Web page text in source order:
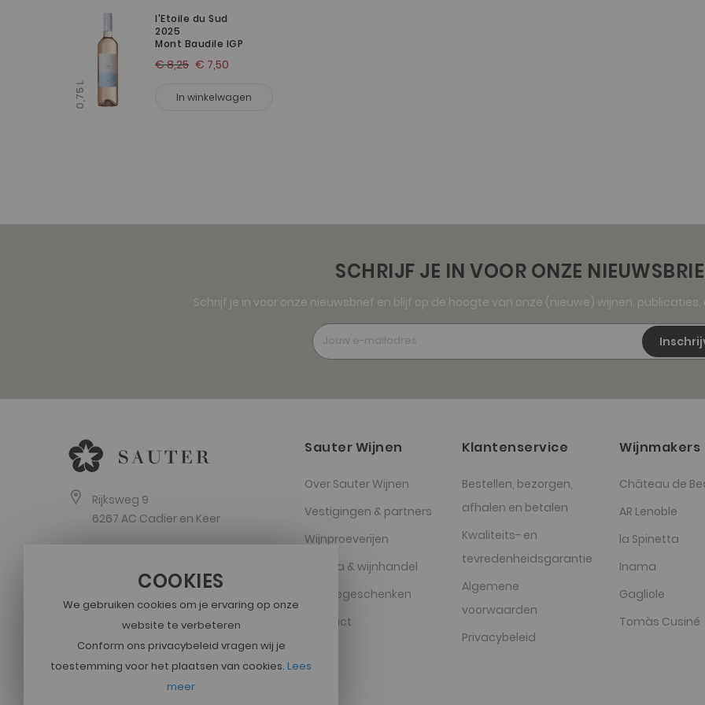
COOKIES
We gebruiken cookies om je ervaring op onze
website te verbeteren
Conform ons privacybeleid vragen wij je
toestemming voor het plaatsen van cookies. Lees
meer
0,75 L
l'Etoile du Sud
2025
Mont Baudile IGP
€ 7,50
€ 8,25
In winkelwagen
SCHRIJF JE IN VOOR ONZE
Schrijf je in voor onze nieuwsbrief en blijf op de hoogte van onze (nieuwe) wijnen,
Rijksweg 9
6267 AC Cadier en Keer
043 – 363 77 99
Sauter Wijnen
Over Sauter Wijnen
Vestigingen & partners
Wijnproeverijen
Horeca & wijnhandel
Relatiegeschenken
Contact
Klantenservice
Bestellen, bezorgen,
afhalen en betalen
Kwaliteits- en
tevredenheidsgarantie
Algemene
voorwaarden
Privacybeleid
Wijnmakers
Château de
AR Lenoble
la Spinetta
Inama
Gagliole
Tomàs Cusiné